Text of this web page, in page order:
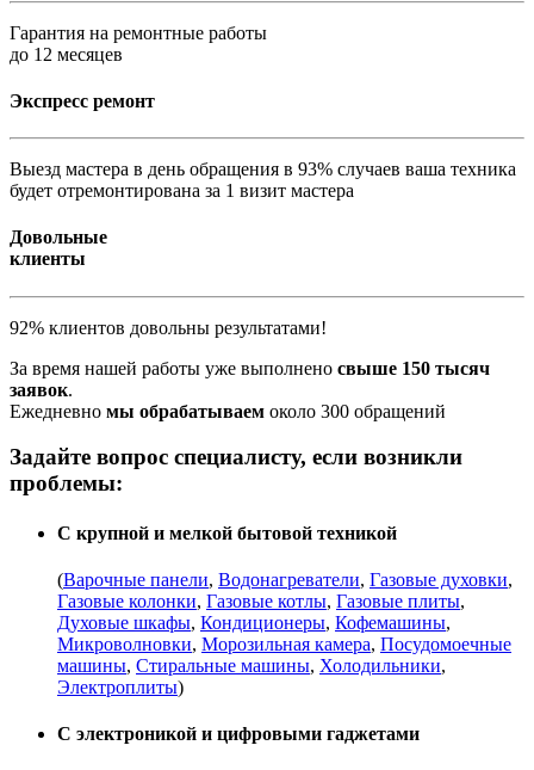
Гарантия на ремонтные работы
до 12 месяцев
Экспресс ремонт
Выезд мастера в день обращения в 93% случаев ваша техника
будет отремонтирована за 1 визит мастера
Довольные
клиенты
92% клиентов довольны результатами!
За время нашей работы уже выполнено свыше 150 тысяч
заявок.
Ежедневно мы обрабатываем около 300 обращений
Задайте вопрос специалисту, если возникли
проблемы:
С крупной и мелкой бытовой техникой
(Варочные панели, Водонагреватели, Газовые духовки,
Газовые колонки, Газовые котлы, Газовые плиты,
Духовые шкафы, Кондиционеры, Кофемашины,
Микроволновки, Морозильная камера, Посудомоечные
машины, Стиральные машины, Холодильники,
Электроплиты)
С электроникой и цифровыми гаджетами